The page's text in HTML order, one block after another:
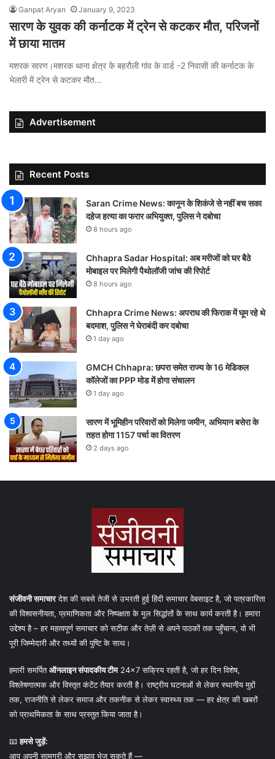
Ganpat Aryan January 9, 2023
सारण के युवक की कर्नाटक में ट्रेन से कटकर मौत, परिजनों
में छाया मातम
मशरक सारण।मशरक थाना क्षेत्र के बहरौली गांव के वार्ड -2 निवासी की कर्नाटक के
भेलारी में ट्रेन से कटकर मौत…
Advertisement
Recent Posts
Saran Crime News: कानून के शिकंजे से नहीं बच सका
दहेज हत्या का फरार अभियुक्त, पुलिस ने दबोचा
8 hours ago
Chhapra Sadar Hospital: अब मरीजों को घर बैठे
मोबाइल पर मिलेगी पैथोलॉजी जांच की रिपोर्ट
8 hours ago
Chhapra Crime News: अपराध की फिराक में घूम रहे थे
बदमाश, पुलिस ने घेराबंदी कर दबोचा
1 day ago
GMCH Chhapra: छपरा समेत राज्य के 16 मेडिकल
कॉलेजों का PPP मोड में होगा संचालन
1 day ago
सारण में भूमिहीन परिवारों को मिलेगा जमीन, अभियान बसेरा के
तहत होगा 1157 पर्चा का वितरण
2 days ago
संजीवनी समाचारदेश की सबसे तेजी से उभरती हुई हिंदी समाचार वेबसाइट है, जो पत्रकारिता
की विश्वसनीयता, प्रमाणिकता और निष्पक्षता के मूल सिद्धांतों के साथ कार्य करती है। हमारा
उद्देश्य है – हर महत्वपूर्ण समाचार को सटीक और तेज़ी से अपने पाठकों तक पहुँचाना, वो भी
पूरी जिम्मेदारी और तथ्यों की पुष्टि के साथ।
हमारी समर्पितऑनलाइन संपादकीय टीम24×7 सक्रिय रहती है, जो हर दिन विशेष,
विश्लेषणात्मक और विस्तृत कंटेंट तैयार करती है। राष्ट्रीय घटनाओं से लेकर स्थानीय मुद्दों
तक, राजनीति से लेकर समाज और तकनीक से लेकर स्वास्थ्य तक — हर क्षेत्र की खबरों
को प्राथमिकता के साथ प्रस्तुत किया जाता है।
📧हमसे जुड़ें:
आप अपनी सामग्री और सुझाव भेज सकते हैं —